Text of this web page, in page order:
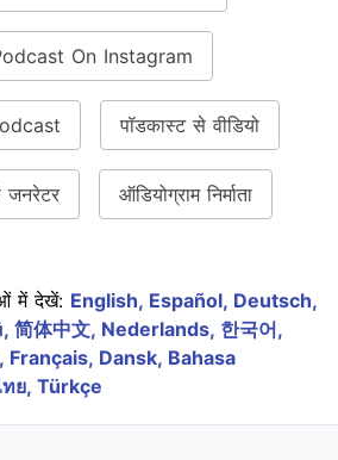
On Instagram
पॉडकास्ट से वीडियो
जनरेटर ऑडियोग्राम निर्माता
में देखें: English, Español, Deutsch,
简体中文, Nederlands, 한국어,
Français, Dansk, Bahasa
ย, Türkçe